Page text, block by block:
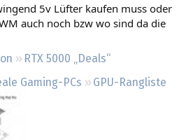
RTX 5000 „Deals“
Gaming-PCs
GPU-Rangliste
5v Lüfter kaufen muss oder
auch noch bzw wo sind da die